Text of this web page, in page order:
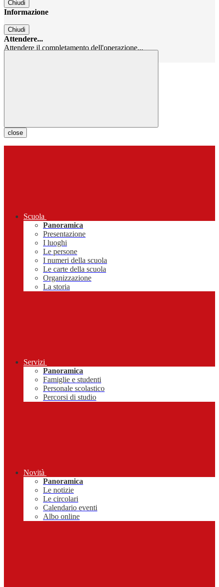
Chiudi
Informazione
Chiudi
Attendere...
Attendere il completamento dell'operazione...
close
Scuola
Panoramica
Presentazione
I luoghi
Le persone
I numeri della scuola
Le carte della scuola
Organizzazione
La storia
Servizi
Panoramica
Famiglie e studenti
Personale scolastico
Percorsi di studio
Novità
Panoramica
Le notizie
Le circolari
Calendario eventi
Albo online